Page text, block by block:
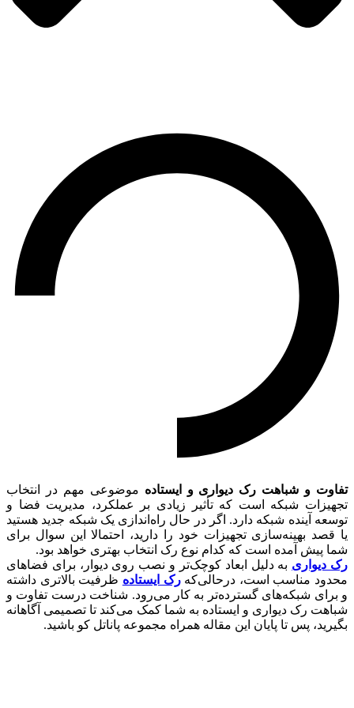
تفاوت و شباهت رک دیواری و ایستاده موضوعی مهم در انتخاب
تجهیزات شبکه است که تأثیر زیادی بر عملکرد، مدیریت فضا و
توسعه آینده شبکه دارد. اگر در حال راه‌اندازی یک شبکه جدید هستید
یا قصد بهینه‌سازی تجهیزات خود را دارید، احتمالا این سوال برای
شما پیش آمده است که کدام نوع رک انتخاب بهتری خواهد بود.
رک دیواری به دلیل ابعاد کوچک‌تر و نصب روی دیوار، برای فضاهای
محدود مناسب است، درحالی‌کهرک ایستاده ظرفیت بالاتری داشته
و برای شبکه‌های گسترده‌تر به کار می‌رود. شناخت درست تفاوت و
شباهت رک دیواری و ایستاده به شما کمک می‌کند تا تصمیمی آگاهانه
بگیرید، پس تا پایان این مقاله همراه مجموعه پاناتل کو باشید.